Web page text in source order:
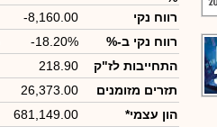
רווח נקי
-8,160.00
רווח נקי ב-%
-18.20%
התחייבות לז"ק
218.90
תזרים מזומנים
26,373.00
הון עצמי*
681,149.00